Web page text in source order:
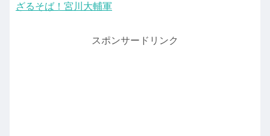
ざるそば！宮川大輔軍
スポンサードリンク